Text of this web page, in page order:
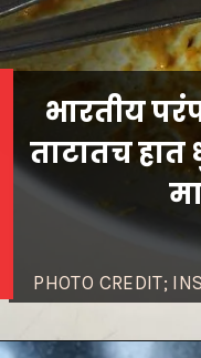
PHOTO CREDIT;
भारतीय
ताटातच